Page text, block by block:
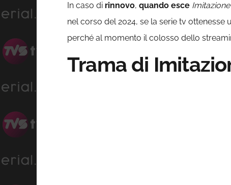
In caso di rinnovo, quando esce
nel corso del 2024, se la serie tv
perché al momento il colosso dello
Trama di